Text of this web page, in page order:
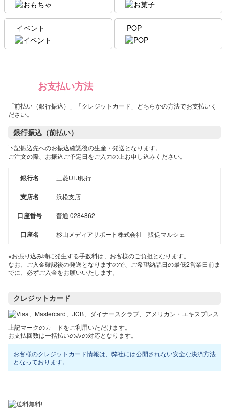
イベント POP
お支払い方法
「前払い（銀行振込）」「クレジットカード」どちらかの方法でお支払いく
ださい。
銀行振込（前払い）
下記振込先へのお振込確認後の生産・発送となります。
ご注文の際、お振込ご予定日をご入力の上お申し込みください。
銀行名 三菱UFJ銀行
支店名 浜松支店
口座番号 普通 0284862
口座名 杉山メディアサポート株式会社 販促マルシェ
※お振り込み時に発生する手数料は、お客様のご負担となります。
なお、ご入金確認後の発送となりますので、ご希望納品日の最低2営業日前ま
でに、必ずご入金をお願いいたします。
クレジットカード
上記マークのカ－ドをご利用いただけます。
お支払回数は一括払いのみの対応となります。
お客様のクレジットカード情報は、弊社には公開されない安全な決済方法
となっております。